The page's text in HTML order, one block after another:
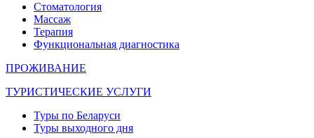
Стоматология
Массаж
Терапия
Функциональная диагностика
ПРОЖИВАНИЕ
ТУРИСТИЧЕСКИЕ УСЛУГИ
Туры по Беларуси
Туры выходного дня